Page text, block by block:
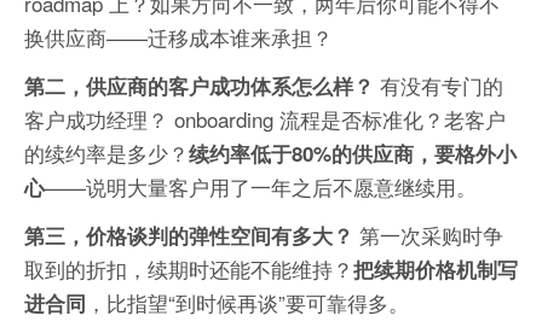
换供应商——迁移成本谁来承担？
第二，供应商的客户成功体系怎么样？ 有没有专门的
客户成功经理？ onboarding 流程是否标准化？老客户
的续约率是多少？续约率低于80%的供应商，要格外小
心——说明大量客户用了一年之后不愿意继续用。
第三，价格谈判的弹性空间有多大？ 第一次采购时争
取到的折扣，续期时还能不能维持？把续期价格机制写
进合同 ，比指望“到时候再谈”要可靠得多。